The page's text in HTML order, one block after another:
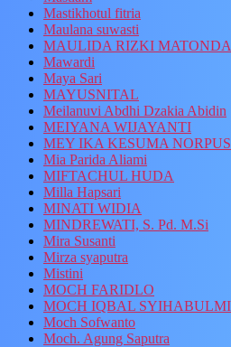
Mastikhotul fitria
Maulana suwasti
MAULIDA RIZKI
Mawardi
Maya Sari
MAYUSNITAL
Meilanuvi Abdhi Dzakia Abidin
MEIYANA WIJAYANTI
MEY IKA KESUMA
Mia Parida Aliami
MIFTACHUL HUDA
Milla Hapsari
MINATI WIDIA
MINDREWATI, S. Pd. M.Si
Mira Susanti
Mirza syaputra
Mistini
MOCH FARIDLO
MOCH IQBAL
Moch Sofwanto
Moch. Agung Saputra